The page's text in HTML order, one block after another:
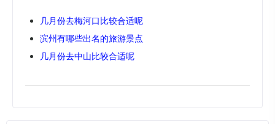
几月份去梅河口比较合适呢
滨州有哪些出名的旅游景点
几月份去中山比较合适呢